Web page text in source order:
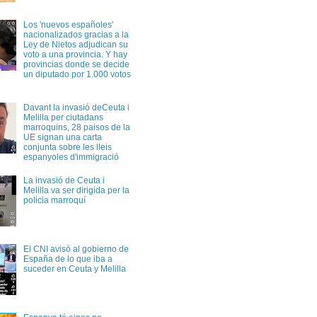
Los 'nuevos españoles'
nacionalizados gracias a la
Ley de Nietos adjudican su
voto a una provincia. Y hay
provincias donde se decide
un diputado por 1.000 votos
Davant la invasió deCeuta i
Melilla per ciutadans
marroquins, 28 paisos de la
UE signan una carta
conjunta sobre les lleis
espanyoles d'immigració
La invasió de Ceuta i
Melilla va ser dirigida per la
policia marroquí
El CNI avisó al gobierno de
España de lo que iba a
suceder en Ceuta y Melilla